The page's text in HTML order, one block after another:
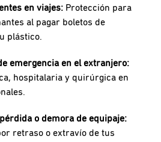
en viajes: Protección para
al pagar boletos de
plástico.
emergencia en el extranjero:
hospitalaria y quirúrgica en
o demora de equipaje:
retraso o extravío de tus